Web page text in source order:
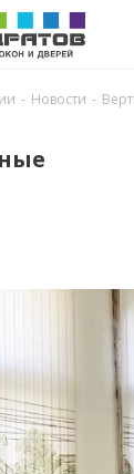
- Новости -